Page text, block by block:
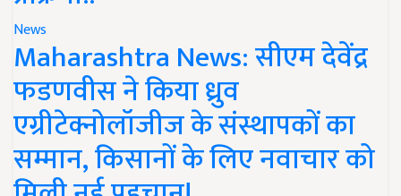
News
Maharashtra News: सीएम देवेंद्र
फडणवीस ने किया ध्रुव
एग्रीटेक्नोलॉजीज के संस्थापकों का
सम्मान, किसानों के लिए नवाचार को
मिली नई पहचान!